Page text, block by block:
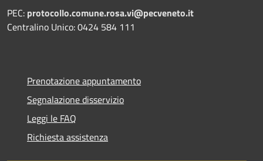
PEC: protocollo.comune.rosa.vi@pecveneto.it
Centralino Unico: 0424 584 111
Prenotazione appuntamento
Segnalazione disservizio
Leggi le FAQ
Richiesta assistenza